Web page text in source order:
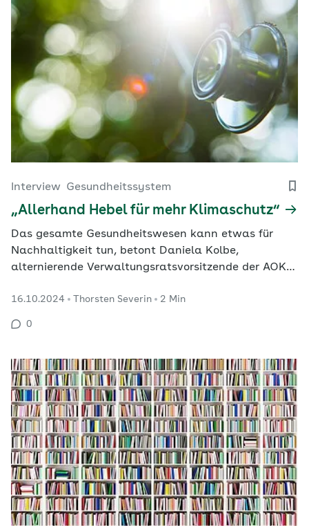
Interview Gesundheitssystem
„Allerhand Hebel für mehr Klimaschutz“
Das gesamte Gesundheitswesen kann etwas für
Nachhaltigkeit tun, betont Daniela Kolbe,
alternierende Verwaltungsratsvorsitzende der AOK
16.10.2024 Thorsten Severin 2 Min
0